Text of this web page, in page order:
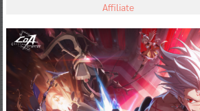
Affiliate